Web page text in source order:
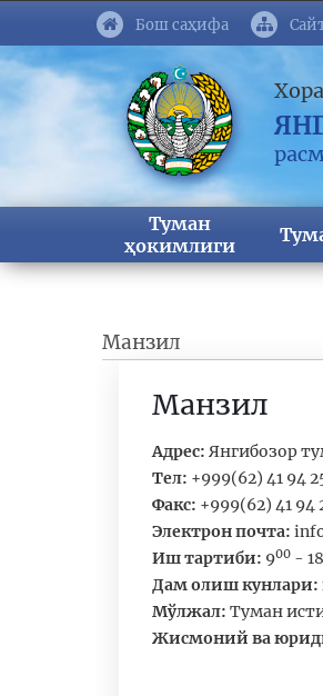
Бош саҳифа
Туман
ҳокимлиги
Манзил
Манзил
Адрес: Янгибозор
Тел: +999(62) 41 94
Факс: +999(62) 41 94
Электрон почта:
Иш тартиби: 900 - 18
Дам олиш кунлари:
Мўлжал: Туман
Жисмоний ва